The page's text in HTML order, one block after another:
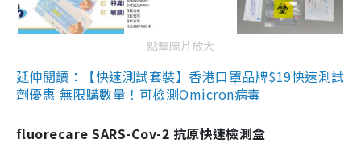
點擊圖片放大
延伸閱讀：【快速測試套裝】香港口罩品牌$19快速測試
劑優惠 無限購數量！可檢測Omicron病毒
fluorecare SARS-Cov-2 抗原快速檢測盒